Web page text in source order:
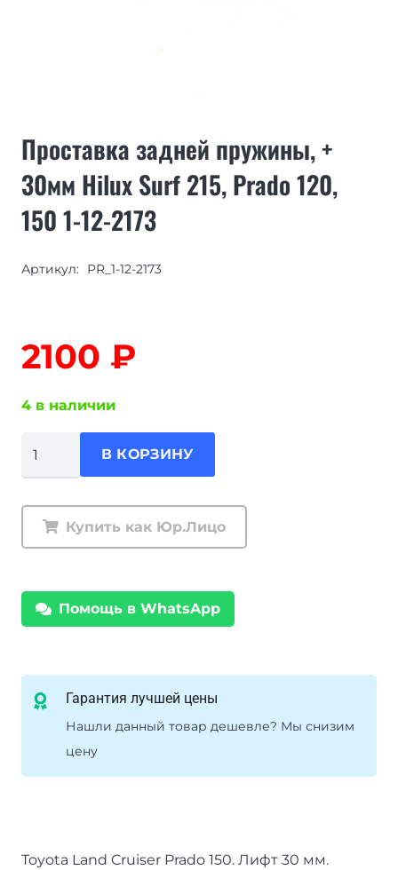
Проставка задней пружины, +
30мм Hilux Surf 215, Prado 120,
150 1-12-2173
Артикул: PR_1-12-2173
2100 ₽
4 в наличии
задней
пружины,
30мм
Hilux
Prado
В КОРЗИНУ
Купить как Юр.Лицо
Помощь в WhatsApp
Гарантия лучшей цены
Нашли данный товар дешевле? Мы снизим
цену
Toyota Land Cruiser Prado 150. Лифт 30 мм.